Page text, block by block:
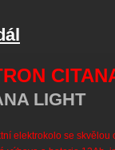
LIGHT
elektrokolo se skvělou